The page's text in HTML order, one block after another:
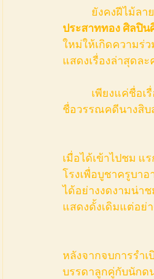
ประสาททอง ศิลปิน
ใหม่ให้เกิดความร่
แสดงเรื่องล่าสุดล
ชื่อวรรณคดีนางสิบ
เมื่อได้เข้าไปชม แ
โรงเพื่อบูชาครูบา
ได้อย่างงดงามน่า
แสดงดั้งเดิมแต่อย่
หลังจากจบการรำ
บรรดาลูกคู่กับนักด